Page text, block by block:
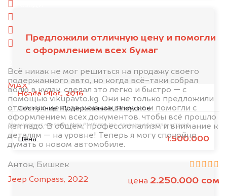
Honda Pilot, 2016
Состояние:Подержанное, Японское
Цена: 1.500.000
Предложили отличную цену и помогли
с оформлением всех бумаг
Всё никак не мог решиться на продажу своего
подержанного авто, но когда всё-таки собрал
волю в кулак, сделал это легко и быстро — с
помощью vikupavto.kg. Они не только предложили
отличную цену за мою машину, но и помогли с
оформлением всех документов, чтобы всё прошло
как надо. В общем, профессионализм и внимание к
деталям — на уровне! Теперь я могу спокойно
думать о новом автомобиле.
Антон, Бишкек
Jeep Compass, 2022
цена 2.250.000 сом
салон
+996505018811 по WhatsApp*,в мессенджер
MAXили на электронную почту
info@dorogo.online
*принадлежит компании Meta Platforms, Inc., признанной экстремистской
организацией и запрещённой на территории РФ